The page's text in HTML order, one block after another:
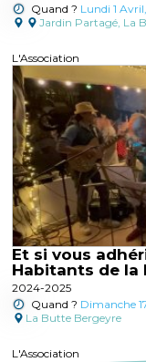
Quand ? Lundi 1
Jardin Partagé La
L'Association
Et si vous
Habitants de la
2024-2025
Quand ? Dimanche
La Butte Bergeyre
L'Association